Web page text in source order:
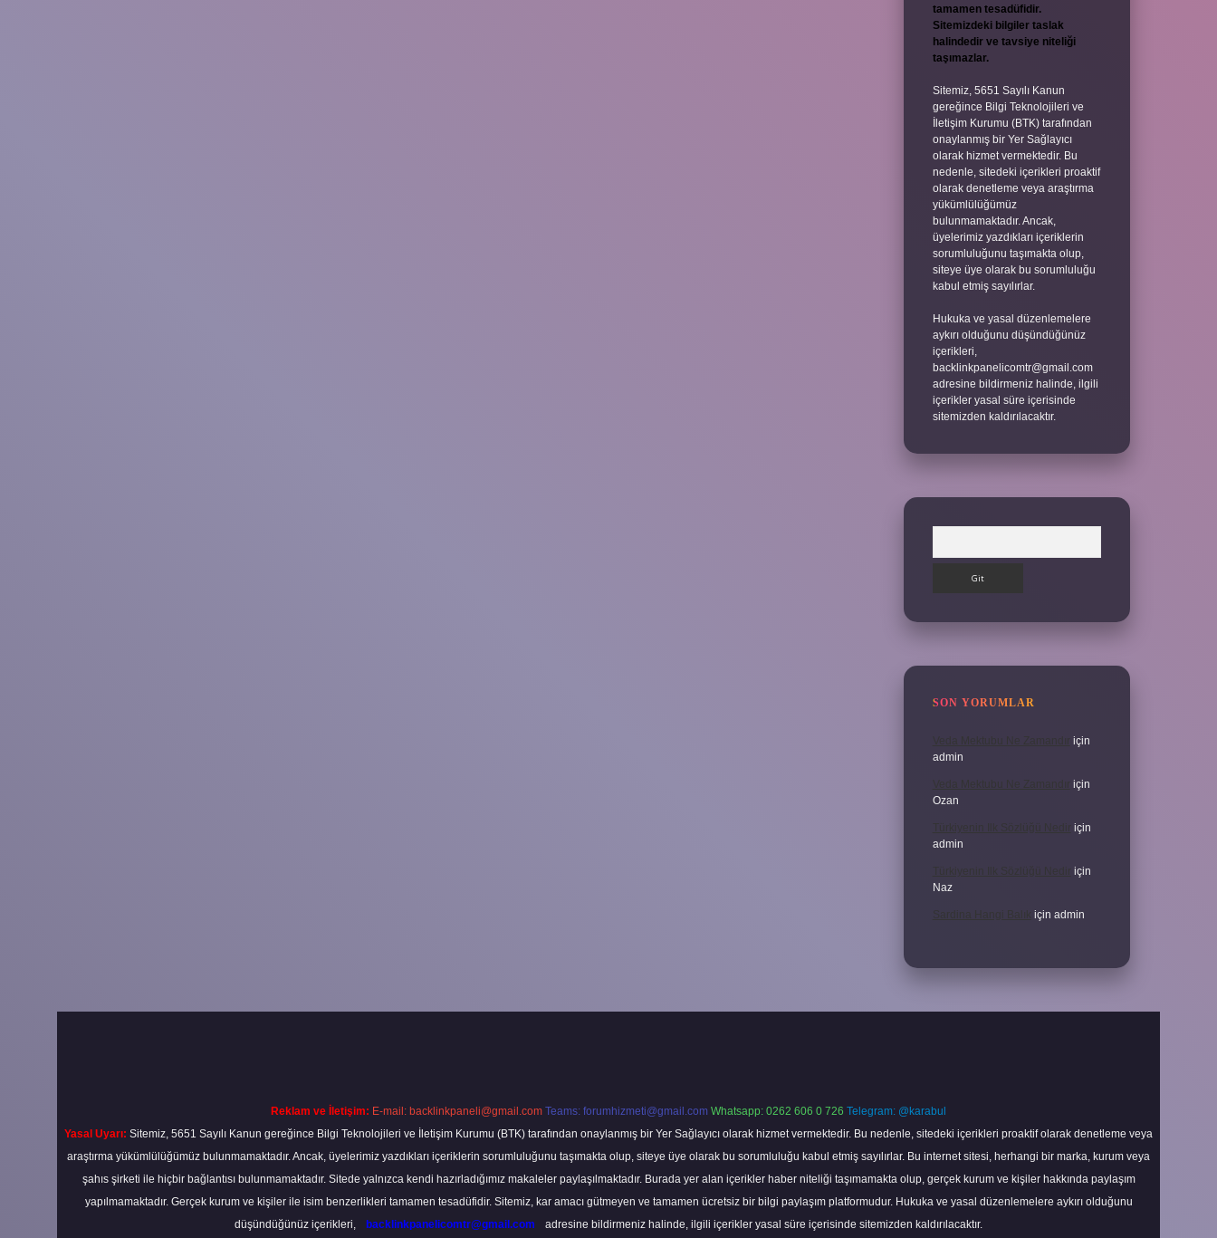
tamamen tesadüfidir.
Sitemizdeki bilgiler taslak
halindedir ve tavsiye niteliği
taşımazlar.
Sitemiz, 5651 Sayılı Kanun
gereğince Bilgi Teknolojileri ve
İletişim Kurumu (BTK) tarafından
onaylanmış bir Yer Sağlayıcı
olarak hizmet vermektedir. Bu
nedenle, sitedeki içerikleri proaktif
olarak denetleme veya araştırma
yükümlülüğümüz
bulunmamaktadır. Ancak,
üyelerimiz yazdıkları içeriklerin
sorumluluğunu taşımakta olup,
siteye üye olarak bu sorumluluğu
kabul etmiş sayılırlar.
Hukuka ve yasal düzenlemelere
aykırı olduğunu düşündüğünüz
içerikleri,
backlinkpanelicomtr@gmail.com
adresine bildirmeniz halinde, ilgili
içerikler yasal süre içerisinde
sitemizden kaldırılacaktır.
SON YORUMLAR
Veda Mektubu Ne Zamandır için
admin
Veda Mektubu Ne Zamandır için
Ozan
Türkiyenin Ilk Sözlüğü Nedir için
admin
Türkiyenin Ilk Sözlüğü Nedir için
Naz
Sardina Hangi Balık için admin
Reklam ve İletişim: E-mail: backlinkpaneli@gmail.com Teams: forumhizmeti@gmail.com Whatsapp: 0262 606 0 726 Telegram: @karabul
Yasal Uyarı: Sitemiz, 5651 Sayılı Kanun gereğince Bilgi Teknolojileri ve İletişim Kurumu (BTK) tarafından onaylanmış bir Yer Sağlayıcı olarak hizmet vermektedir. Bu nedenle, sitedeki içerikleri proaktif olarak denetleme veya
araştırma yükümlülüğümüz bulunmamaktadır. Ancak, üyelerimiz yazdıkları içeriklerin sorumluluğunu taşımakta olup, siteye üye olarak bu sorumluluğu kabul etmiş sayılırlar. Bu internet sitesi, herhangi bir marka, kurum veya
şahıs şirketi ile hiçbir bağlantısı bulunmamaktadır. Sitede yalnızca kendi hazırladığımız makaleler paylaşılmaktadır. Burada yer alan içerikler haber niteliği taşımamakta olup, gerçek kurum ve kişiler hakkında paylaşım
yapılmamaktadır. Gerçek kurum ve kişiler ile isim benzerlikleri tamamen tesadüfidir. Sitemiz, kar amacı gütmeyen ve tamamen ücretsiz bir bilgi paylaşım platformudur. Hukuka ve yasal düzenlemelere aykırı olduğunu
düşündüğünüz içerikleri,
backlinkpanelicomtr@gmail.com adresine bildirmeniz halinde, ilgili içerikler yasal süre içerisinde sitemizden kaldırılacaktır.